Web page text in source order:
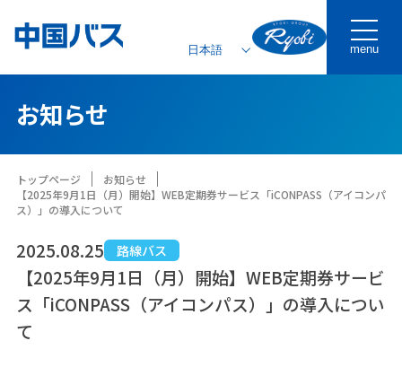
menu
お知らせ
トップページ
お知らせ
【2025年9月1日（月）開始】WEB定期券サービス「iCONPASS（アイコンパ
ス）」の導入について
2025.08.25 路線バス
【2025年9月1日（月）開始】WEB定期券サービ
ス「iCONPASS（アイコンパス）」の導入につい
て